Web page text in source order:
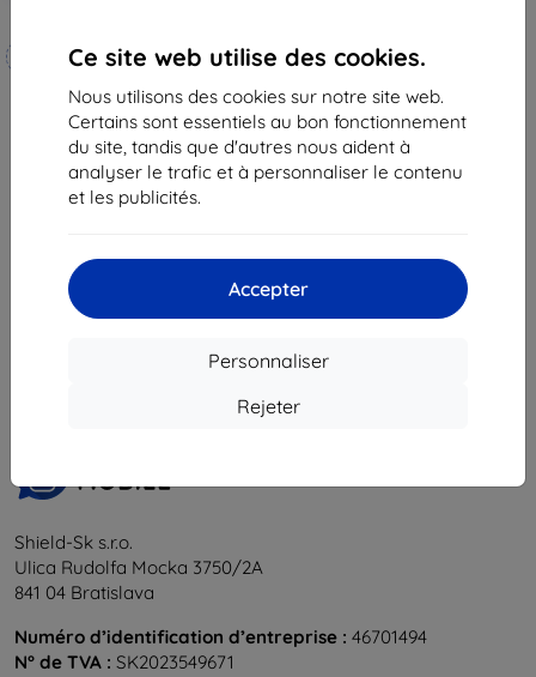
Ce site web utilise des cookies.
Nous utilisons des cookies sur notre site web.
Certains sont essentiels au bon fonctionnement
du site, tandis que d'autres nous aident à
analyser le trafic et à personnaliser le contenu
et les publicités.
Accepter
Personnaliser
Rejeter
Fabriqué sur mesure
20,90 €
18,82 €
En stock 4 pièces
du total
Shield-Sk s.r.o.
Ulica Rudolfa Mocka 3750/2A
841 04 Bratislava
Numéro d’identification d’entreprise : 46701494
N° de TVA : SK2023549671